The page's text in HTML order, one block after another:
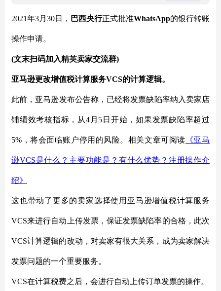
2021年3月30日， 巴西央行正式批准WhatsApp的银行转账
操作申请。
(文末扫码加入精英卖家交流群)
亚马逊更改增值税计算服务VCS的计算逻辑。
此前，亚马逊发布公告称，已经将发票缺陷率纳入卖家店
铺绩效考核指标，从4月5日开始，如果发票缺陷率超过
5%，将会面临账户停用的风险。相关文章可阅读 《亚马
逊VCS是什么？主要功能是？有什么优势？注册操作介
绍》
这也带动了更多的卖家选择使用亚马逊增值税计算服务
VCS来进行自动上传发票，保证发票缺陷率的合格，此次
VCS计算逻辑的改动，对卖家有很大关系，成为卖家解决
发票问题的一个重要服务。
VCS在计算税费之后，会进行自动上传订单发票的操作。